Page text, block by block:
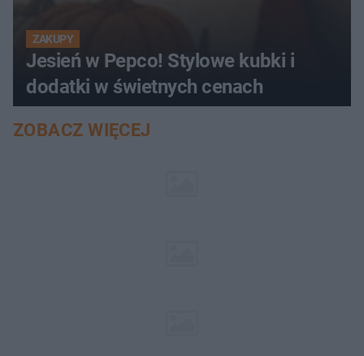
ZAKUPY
Jesień w Pepco! Stylowe kubki i
dodatki w świetnych cenach
ZOBACZ WIĘCEJ